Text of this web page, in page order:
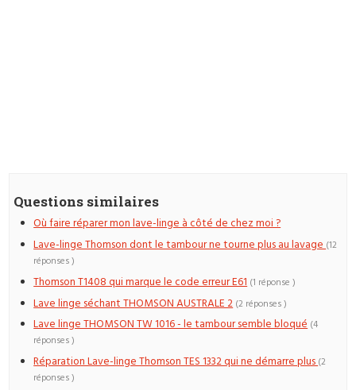
Questions similaires
Où faire réparer mon lave-linge à côté de chez moi ?
Lave-linge Thomson dont le tambour ne tourne plus au lavage(12
réponses )
Thomson T1408 qui marque le code erreur E61 (1 réponse )
Lave linge séchant THOMSON AUSTRALE 2 (2 réponses )
Lave linge THOMSON TW 1016 - le tambour semble bloqué (4
réponses )
Réparation Lave-linge Thomson TES 1332 qui ne démarre plus(2
réponses )